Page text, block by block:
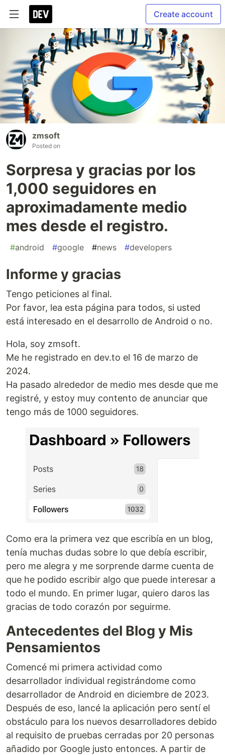
Create account
zmsoft
Posted on
Sorpresa y gracias por los
1,000 seguidores en
aproximadamente medio
mes desde el registro.
#android #google #news #developers
Informe y gracias
Tengo peticiones al final.
Por favor, lea esta página para todos, si usted
está interesado en el desarrollo de Android o no.
Hola, soy zmsoft.
Me he registrado en dev.to el 16 de marzo de
2024.
Ha pasado alrededor de medio mes desde que me
registré, y estoy muy contento de anunciar que
tengo más de 1000 seguidores.
Como era la primera vez que escribía en un blog,
tenía muchas dudas sobre lo que debía escribir,
pero me alegra y me sorprende darme cuenta de
que he podido escribir algo que puede interesar a
todo el mundo. En primer lugar, quiero daros las
gracias de todo corazón por seguirme.
Antecedentes del Blog y Mis
Pensamientos
Comencé mi primera actividad como
desarrollador individual registrándome como
desarrollador de Android en diciembre de 2023.
Después de eso, lancé la aplicación pero sentí el
obstáculo para los nuevos desarrolladores debido
al requisito de pruebas cerradas por 20 personas
añadido por Google justo entonces. A partir de